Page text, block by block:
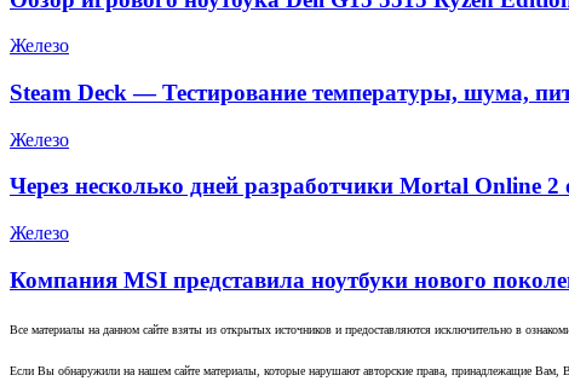
Железо
Steam Deck — Тестирование температуры, шума,
Железо
Через несколько дней разработчики Mortal Online
Железо
Компания MSI представила ноутбуки нового
Все материалы на данном сайте взяты из открытых источников и предоставляются исключительно в
Если Вы обнаружили на нашем сайте материалы, которые нарушают авторские права, принадлежащие Вам,